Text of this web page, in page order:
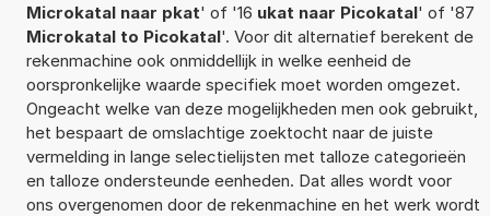
Microkatal naar pkat' of '16 ukat naar Picokatal' of '87
Microkatal to Picokatal'. Voor dit alternatief berekent de
rekenmachine ook onmiddellijk in welke eenheid de
oorspronkelijke waarde specifiek moet worden omgezet.
Ongeacht welke van deze mogelijkheden men ook gebruikt,
het bespaart de omslachtige zoektocht naar de juiste
vermelding in lange selectielijsten met talloze categorieën
en talloze ondersteunde eenheden. Dat alles wordt voor
ons overgenomen door de rekenmachine en het werk wordt